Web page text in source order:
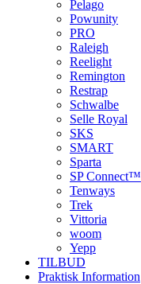
Pelago
Powunity
PRO
Raleigh
Reelight
Remington
Restrap
Schwalbe
Selle Royal
SKS
SMART
Sparta
SP Connect™
Tenways
Trek
Vittoria
woom
Yepp
TILBUD
Praktisk Information